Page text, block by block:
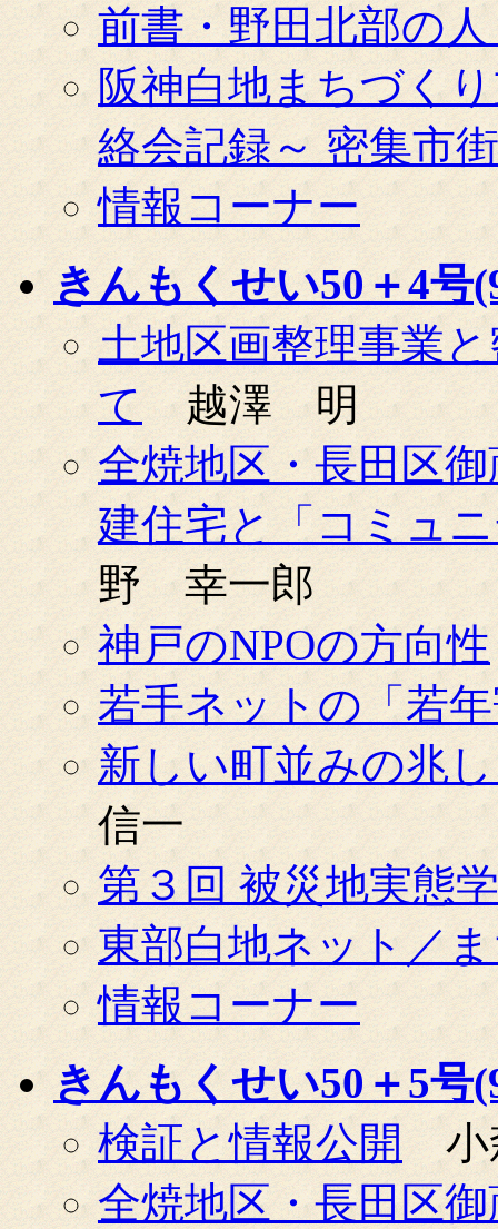
前書・野田北部の
阪神白地まちづく
絡会記録～ 密集市
情報コーナー
きんもくせい50＋4号
土地区画整理事業
て 越澤 明
全焼地区・長田区
建住宅と「コミュ
野 幸一郎
神戸のNPOの方向性
若手ネットの「若
新しい町並みの兆
信一
第３回 被災地実態
東部白地ネット／
情報コーナー
きんもくせい50＋5号
検証と情報公開 小
全焼地区・長田区